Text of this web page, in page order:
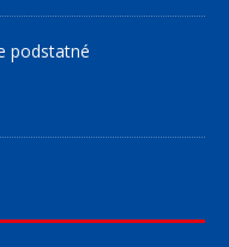
podstatné